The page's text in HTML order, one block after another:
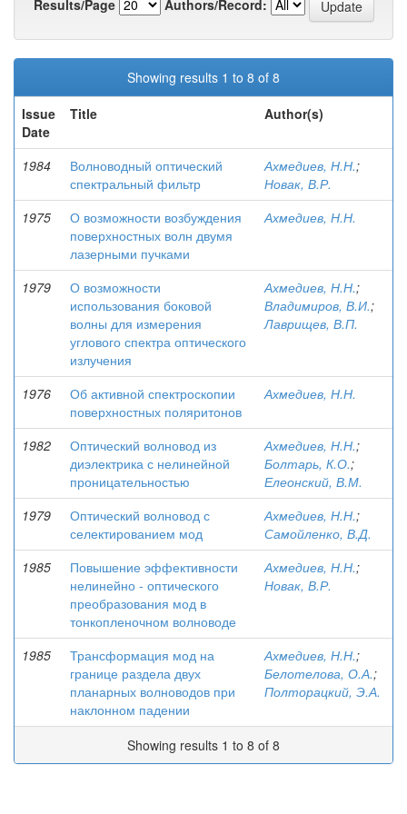
Results/Page
Authors/Record:
Showing results 1 to 8 of 8
Issue
Date
Title Author(s)
1984
Волноводный оптический
спектральный фильтр
Ахмедиев, Н.Н.;
Новак, В.Р.
1975
О возможности возбуждения
поверхностных волн двумя
лазерными пучками
Ахмедиев, Н.Н.
1979
О возможности
использования боковой
волны для измерения
углового спектра оптического
излучения
Ахмедиев, Н.Н.;
Владимиров, В.И.;
Лаврищев, В.П.
1976
Об активной спектроскопии
поверхностных поляритонов
Ахмедиев, Н.Н.
1982
Оптический волновод из
диэлектрика с нелинейной
проницательностью
Ахмедиев, Н.Н.;
Болтарь, К.О.;
Елеонский, В.М.
1979
Оптический волновод с
селектированием мод
Ахмедиев, Н.Н.;
Самойленко, В.Д.
1985
Повышение эффективности
нелинейно - оптического
преобразования мод в
тонкопленочном волноводе
Ахмедиев, Н.Н.;
Новак, В.Р.
1985
Трансформация мод на
границе раздела двух
планарных волноводов при
наклонном падении
Ахмедиев, Н.Н.;
Белотелова, О.А.;
Полторацкий, Э.А.
Showing results 1 to 8 of 8